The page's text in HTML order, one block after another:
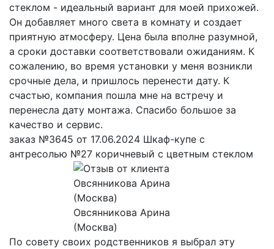
стеклом - идеальный вариант для моей прихожей.
Он добавляет много света в комнату и создает
приятную атмосферу. Цена была вполне разумной,
а сроки доставки соответствовали ожиданиям. К
сожалению, во время установки у меня возникли
срочные дела, и пришлось перенести дату. К
счастью, компания пошла мне на встречу и
перенесла дату монтажа. Спасибо большое за
качество и сервис.
заказ №3645 от 17.06.2024 Шкаф-купе с
антресолью №27 коричневый с цветным стеклом
Овсянникова Арина
(Москва)
По совету своих родственников я выбрал эту